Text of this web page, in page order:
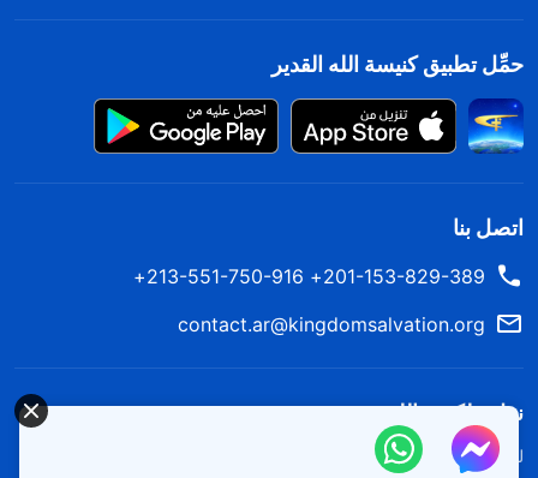
حمِّل تطبيق كنيسة الله القدير
اتصل بنا
201-153-829-389+ 213-551-750-916+
contact.ar@kingdomsalvation.org
نزل ملكوت الله.
لقد نزلت المملكة بالفعل إلى الأرض! هل تريد دخوله؟